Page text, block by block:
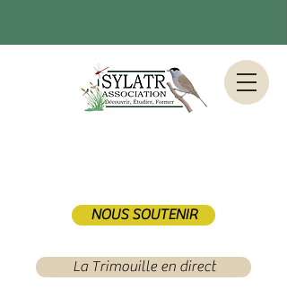
NOUS SOUTENIR
La Trimouille en direct